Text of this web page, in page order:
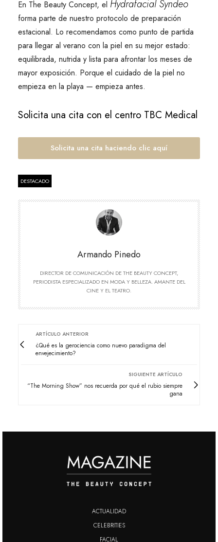
En The Beauty Concept, el Hydrafacial Syndeo
forma parte de nuestro protocolo de preparación
estacional. Lo recomendamos como punto de partida
para llegar al verano con la piel en su mejor estado:
equilibrada, nutrida y lista para afrontar los meses de
mayor exposición. Porque el cuidado de la piel no
empieza en la playa — empieza antes.
Solicita una cita con el centro TBC Medical
Solicita una cita haciendo clic aquí
DESTACADO
Armando Pinedo
DIRECTOR DE COMUNICACIÓN DE THE BEAUTY CONCEPT,
PERIODISTA ESPECIALIZADO EN MODA Y BELLEZA. AMANTE DEL
CINE Y EL TEATRO.
ARTÍCULO ANTERIOR
¿Qué es la gerociencia como nuevo paradigma del
envejecimiento?
SIGUIENTE ARTÍCULO
“The Morning Show” nos recuerda por qué el rubio siempre
gana
ACTUALIDAD
CELEBRITIES
FACIAL